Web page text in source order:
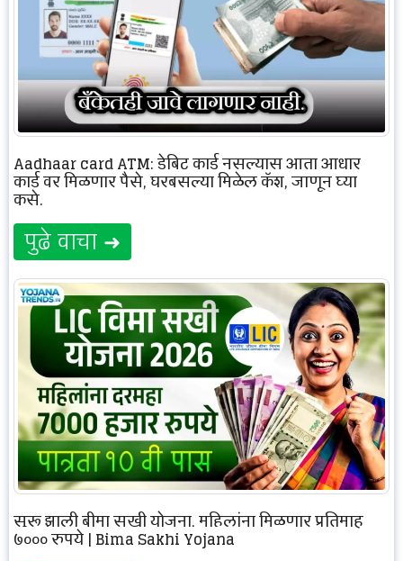
Aadhaar card ATM: डेबिट कार्ड नसल्यास आता आधार
कार्ड वर मिळणार पैसे, घरबसल्या मिळेल कॅश, जाणून घ्या
कसे.
पुढे वाचा ➜
सुरू झाली बीमा सखी योजना, महिलांना मिळणार प्रतिमाह
७००० रुपये | Bima Sakhi Yojana